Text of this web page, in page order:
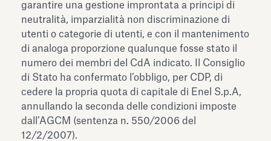
garantire una gestione improntata a principi di
neutralità, imparzialità non discriminazione di
utenti o categorie di utenti, e con il mantenimento
di analoga proporzione qualunque fosse stato il
numero dei membri del CdA indicato. Il Consiglio
di Stato ha confermato l’obbligo, per CDP, di
cedere la propria quota di capitale di Enel S.p.A,
annullando la seconda delle condizioni imposte
dall’AGCM (sentenza n. 550/2006 del
12/2/2007).